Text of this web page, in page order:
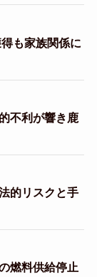
も家族関係に
不利が響き鹿
的リスクと手
燃料供給停止